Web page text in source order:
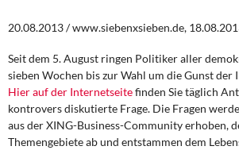
Öffentliche Infrastruktur und
Eurokrise und Griechenland
20.08.2013 / www.siebenxsieben.de,
Seit dem 5. August ringen Politiker aller
sieben Wochen bis zur Wahl um die Gunst
Hier auf der Internetseitefinden Sie täglich
kontrovers diskutierte Frage. Die Fragen
aus der XING-Business-Community erhoben,
Themengebiete ab und entstammen dem